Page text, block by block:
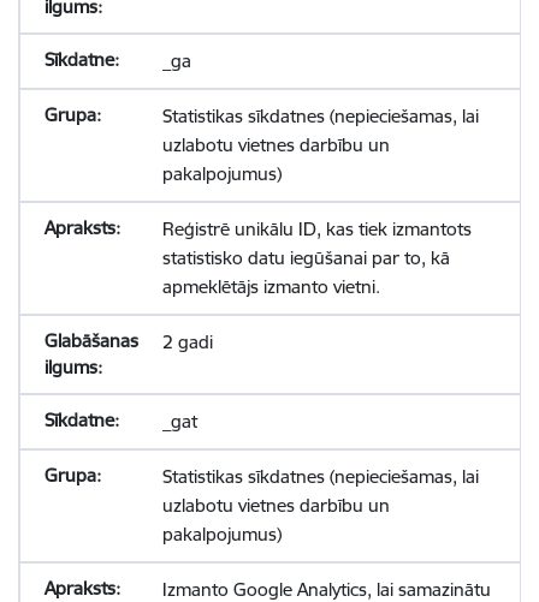
_ga
Statistikas sīkdatnes (nepieciešamas, lai
uzlabotu vietnes darbību un
pakalpojumus)
Reģistrē unikālu ID, kas tiek izmantots
statistisko datu iegūšanai par to, kā
apmeklētājs izmanto vietni.
2 gadi
_gat
Statistikas sīkdatnes (nepieciešamas, lai
uzlabotu vietnes darbību un
pakalpojumus)
Izmanto Google Analytics, lai samazinātu